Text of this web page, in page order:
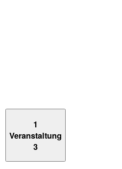
1
Veranstaltung
3